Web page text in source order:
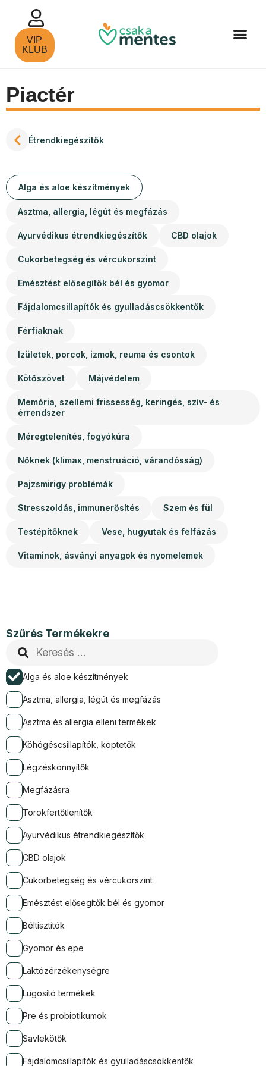
VIP
KLUB
Piactér
Étrendkiegészítők
Alga és aloe készítmények
Asztma, allergia, légút és megfázás
Ayurvédikus étrendkiegészítők CBD olajok
Cukorbetegség és vércukorszint
Emésztést elősegítők bél és gyomor
Fájdalomcsillapítók és gyulladáscsökkentők
Férfiaknak
Izületek, porcok, izmok, reuma és csontok
Kötőszövet Májvédelem
Memória, szellemi frissesség, keringés, szív- és
érrendszer
Méregtelenítés, fogyókúra
Nőknek (klimax, menstruáció, várandósság)
Pajzsmirigy problémák
Stresszoldás, immunerősítés Szem és fül
Testépítőknek Vese, hugyutak és felfázás
Vitaminok, ásványi anyagok és nyomelemek
Szűrés Termékekre
Alga és aloe készítmények
Asztma, allergia, légút és megfázás
Asztma és allergia elleni termékek
Köhögéscsillapítók, köptetők
Légzéskönnyítők
Megfázásra
Torokfertőtlenítők
Ayurvédikus étrendkiegészítők
CBD olajok
Cukorbetegség és vércukorszint
Emésztést elősegítők bél és gyomor
Béltisztítók
Gyomor és epe
Laktózérzékenységre
Lugosító termékek
Pre és probiotikumok
Savlekötők
Fájdalomcsillapítók és gyulladáscsökkentők